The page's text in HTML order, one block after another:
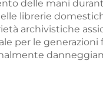
delle mani
librerie
archivistiche
per le generazioni